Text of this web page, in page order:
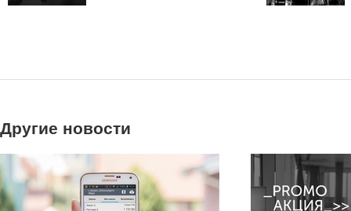
Другие новости